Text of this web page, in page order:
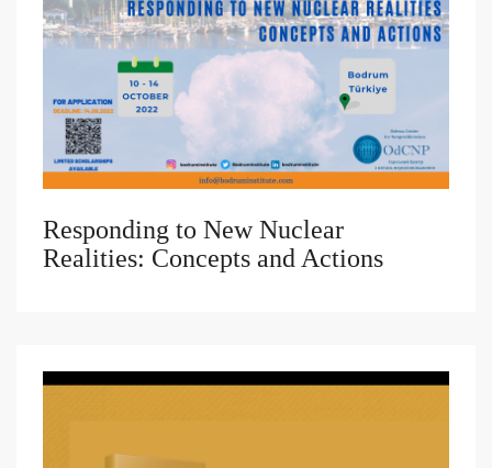
Responding to New Nuclear
Realities: Concepts and Actions